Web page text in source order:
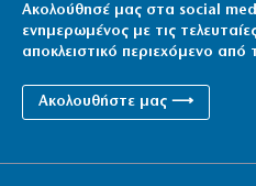
Ακολούθησέ μας στα social
ενημερωμένος με τις
αποκλειστικό περιεχόμενο από
Ακολουθήστε μας ⟶